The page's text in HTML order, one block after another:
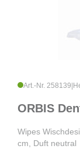
Art.-Nr. 258139
ORBIS
Wipes
cm, Duft neutral